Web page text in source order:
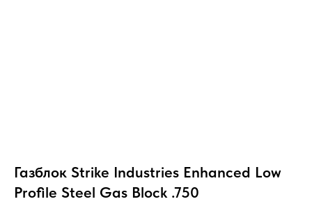
Газблок Strike Industries Enhanced Low
Profile Steel Gas Block .750